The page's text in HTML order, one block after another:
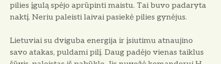
pilies įgulą spėjo aprūpinti maistu. Tai buvo padaryta
naktį. Ne­riu paleisti laivai pasiekė pilies gynėjus.
Lietuviai su dviguba energija ir įsiutimu atnaujino
savo atakas, pulda­mi pilį. Daug padėjo vienas taiklus